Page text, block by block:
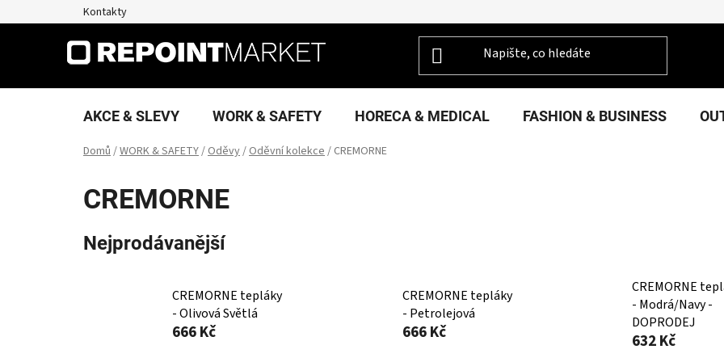
na
Kontakty
AKCE & SLEVY WORK & SAFETY HORECA & MEDICAL FASHION & BUSINESS
Domů/WORK & SAFETY/Oděvy/Oděvní kolekce/ CREMORNE
CREMORNE
Nejprodávanější
CREMORNE tepláky
- Olivová Světlá
666 Kč
CREMORNE tepláky
- Petrolejová
666 Kč
CREMORNE
- Modrá/Navy -
DOPRODEJ
632 Kč